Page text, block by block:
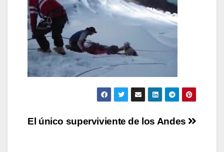
Navegación
El único superviviente de los Andes